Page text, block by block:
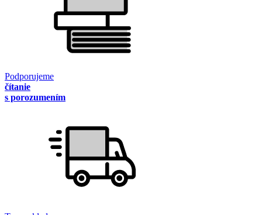
Podporujeme
čítanie
s porozumením